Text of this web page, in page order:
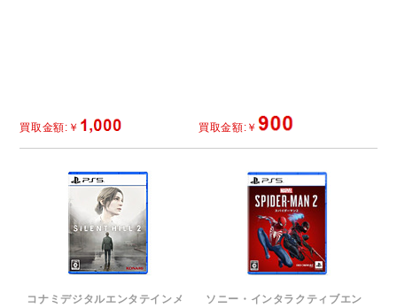
コナミデジタルエンタテインメ
ソニー・インタラクティブエン